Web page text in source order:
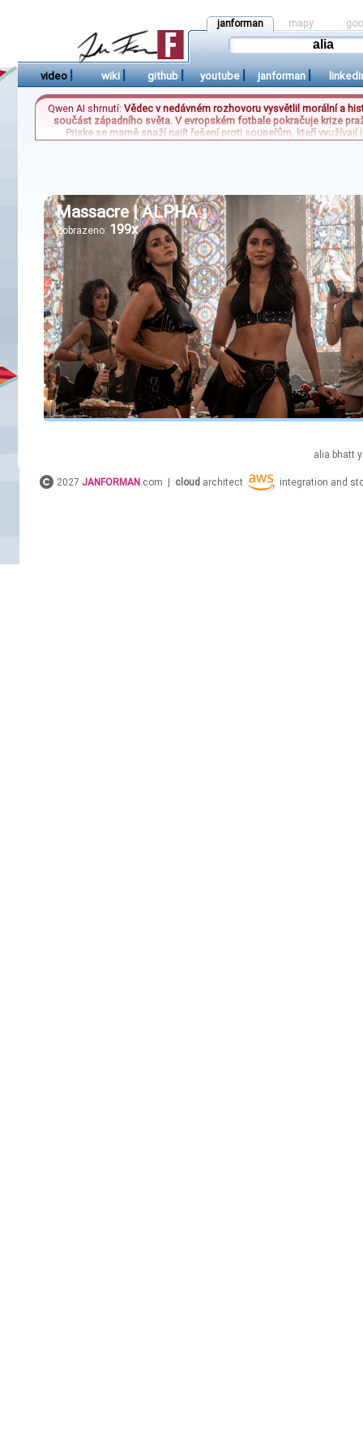
janforman mapy
video | wiki | github | youtube | janforman |
Qwen AI shrnutí:Vědec v nedávném rozhovoru vysvětlil morální a
součást západního světa. V evropském fotbale pokračuje krize
Priske se marně snaží najít řešení proti soupeřům, kteří
Massacre | ALPHA
Zobrazeno: 199x
alia bhatt
2027 JANFORMAN .com | cloud architect integration and